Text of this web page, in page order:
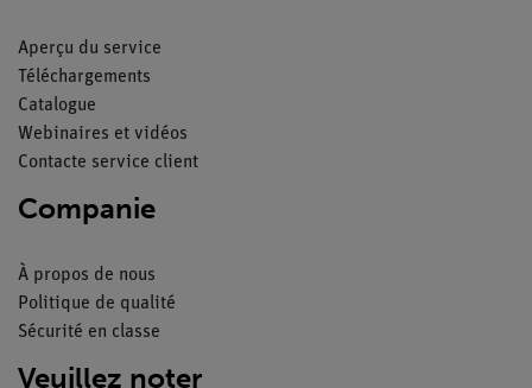
Aperçu du service
Téléchargements
Catalogue
Webinaires et vidéos
Contacte service client
Companie
À propos de nous
Politique de qualité
Sécurité en classe
Veuillez noter